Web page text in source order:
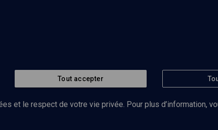
Tout accepter
et le respect de votre vie privée. Pour plus d’information,